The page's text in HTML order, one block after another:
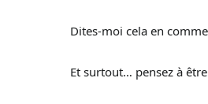
Dites-moi cela en
Et surtout… pensez à